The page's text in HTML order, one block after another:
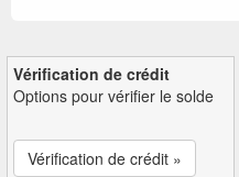
Vérification de crédit
Options pour vérifier le solde
Vérification de crédit »